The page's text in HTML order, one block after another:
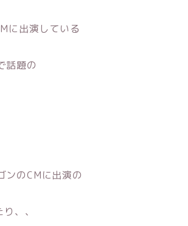
に出演している
話題の
ンのCMに出演の
、、